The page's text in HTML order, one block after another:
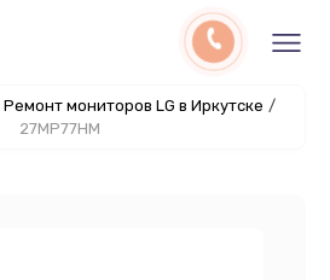
Ремонт мониторов LG в Иркутске /
27MP77HM